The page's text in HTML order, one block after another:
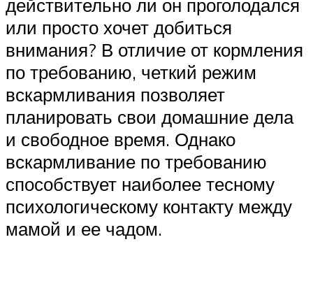
действительно ли он проголодался
или просто хочет добиться
внимания? В отличие от кормления
по требованию, четкий режим
вскармливания позволяет
планировать свои домашние дела
и свободное время. Однако
вскармливание по требованию
способствует наиболее тесному
психологическому контакту между
мамой и ее чадом.